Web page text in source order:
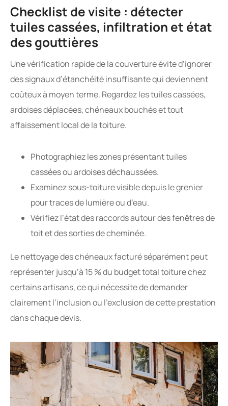
Checklist de visite : détecter
tuiles cassées, infiltration et état
des gouttières
Une vérification rapide de la couverture évite d’ignorer
des signaux d’étanchéité insuffisante qui deviennent
coûteux à moyen terme. Regardez les tuiles cassées,
ardoises déplacées, chéneaux bouchés et tout
affaissement local de la toiture.
Photographiez les zones présentant tuiles
cassées ou ardoises déchaussées.
Examinez sous-toiture visible depuis le grenier
pour traces de lumière ou d’eau.
Vérifiez l’état des raccords autour des fenêtres de
toit et des sorties de cheminée.
Le nettoyage des chéneaux facturé séparément peut
représenter jusqu’à 15 % du budget total toiture chez
certains artisans, ce qui nécessite de demander
clairement l’inclusion ou l’exclusion de cette prestation
dans chaque devis.